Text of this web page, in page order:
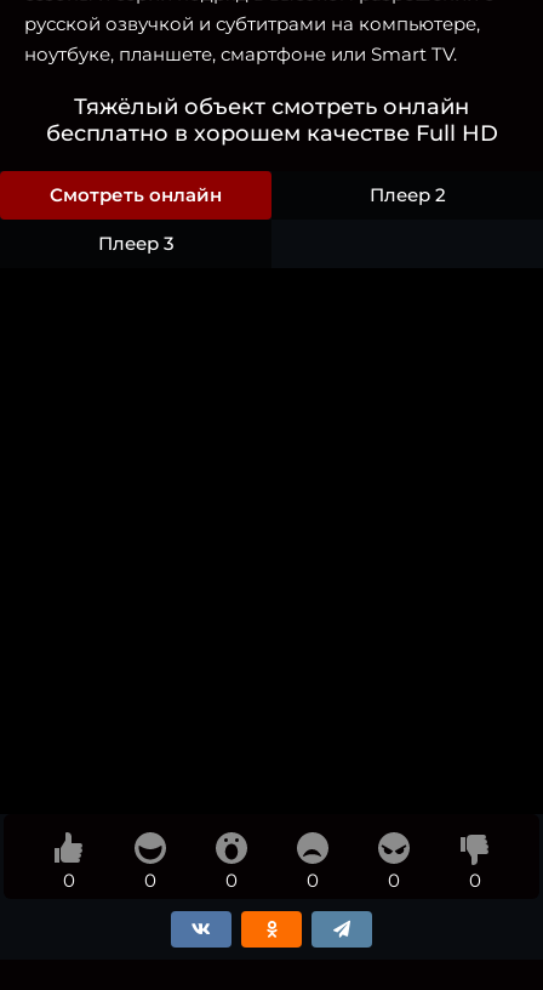
русской озвучкой и субтитрами на компьютере,
ноутбуке, планшете, смартфоне или Smart TV.
Тяжёлый объект смотреть онлайн
бесплатно в хорошем качестве Full HD
Смотреть онлайн Плеер 2
Плеер 3
0 0 0 0 0 0